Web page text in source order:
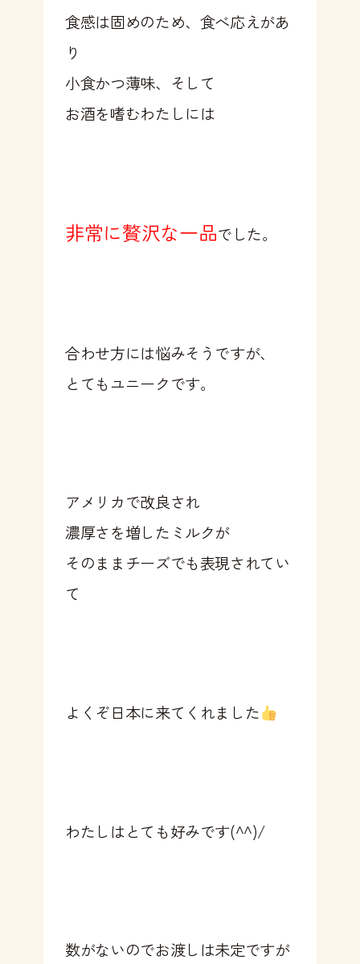
食感は固めのため、食べ応えがあ
り
小食かつ薄味、そして
お酒を嗜むわたしには
非常に贅沢な一品でした。
合わせ方には悩みそうですが、
とてもユニークです。
アメリカで改良され
濃厚さを増したミルクが
そのままチーズでも表現されてい
て
よくぞ日本に来てくれました
わたしはとても好みです(^^)/
数がないのでお渡しは未定ですが